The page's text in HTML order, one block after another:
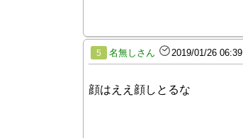
5 名無しさん 2019/01/26 06:39
顔はええ顔しとるな